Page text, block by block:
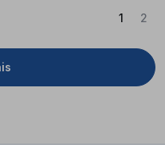
1(Atual)
2